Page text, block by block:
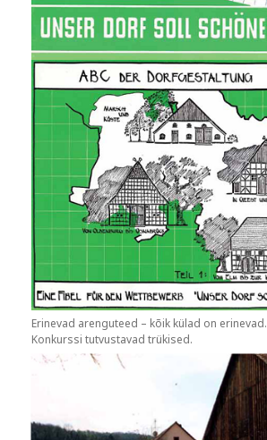
Erinevad arenguteed – kõik külad on erinevad.
Konkurssi tutvustavad trükised.